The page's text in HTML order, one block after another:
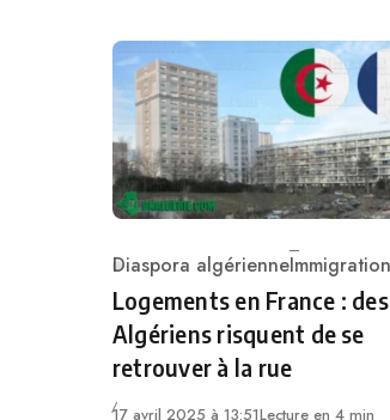
Category
Diaspora algérienneImmigration
Logements en France : des
Algériens risquent de se
retrouver à la rue
17 avril 2025 à 13:51Lecture en 4 min